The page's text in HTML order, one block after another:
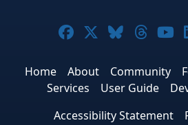
Joomla! on
Joomla! on X
Joomla!
Home About Community
Services
User Guide
Accessibility Statement